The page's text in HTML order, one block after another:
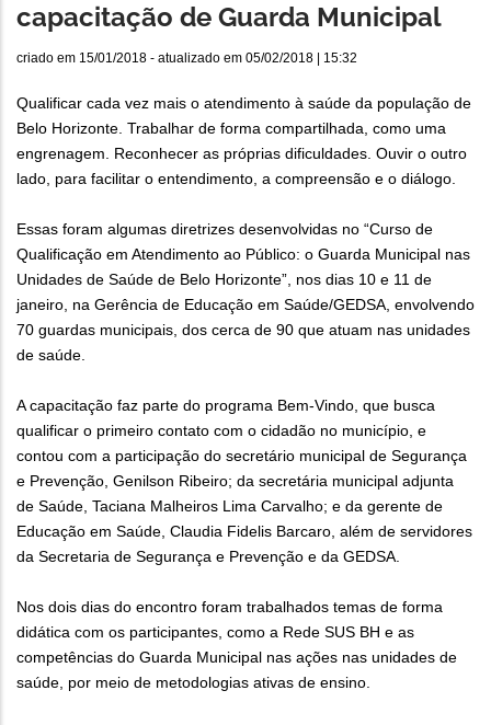
capacitação de Guarda Municipal
criado em 15/01/2018 - atualizado em 05/02/2018 | 15:32
Qualificar cada vez mais o atendimento à saúde da população de
Belo Horizonte. Trabalhar de forma compartilhada, como uma
engrenagem. Reconhecer as próprias dificuldades. Ouvir o outro
lado, para facilitar o entendimento, a compreensão e o diálogo.
Essas foram algumas diretrizes desenvolvidas no “Curso de
Qualificação em Atendimento ao Público: o Guarda Municipal nas
Unidades de Saúde de Belo Horizonte”, nos dias 10 e 11 de
janeiro, na Gerência de Educação em Saúde/GEDSA, envolvendo
70 guardas municipais, dos cerca de 90 que atuam nas unidades
de saúde.
A capacitação faz parte do programa Bem-Vindo, que busca
qualificar o primeiro contato com o cidadão no município, e
contou com a participação do secretário municipal de Segurança
e Prevenção, Genilson Ribeiro; da secretária municipal adjunta
de Saúde, Taciana Malheiros Lima Carvalho; e da gerente de
Educação em Saúde, Claudia Fidelis Barcaro, além de servidores
da Secretaria de Segurança e Prevenção e da GEDSA.
Nos dois dias do encontro foram trabalhados temas de forma
didática com os participantes, como a Rede SUS BH e as
competências do Guarda Municipal nas ações nas unidades de
saúde, por meio de metodologias ativas de ensino.